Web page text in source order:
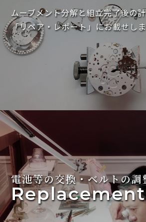
ムーブメント分解と組立完了後の
「リペア・レポート」にお載せしま
電池等の交換・ベルトの調
Replacement